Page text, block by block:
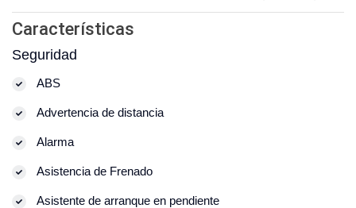
Características
Seguridad
ABS
Advertencia de distancia
Alarma
Asistencia de Frenado
Asistente de arranque en pendiente